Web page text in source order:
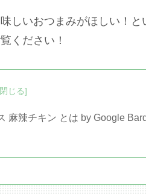
しいおつまみがほしい！と
ください！
麻辣チキン とは by Google